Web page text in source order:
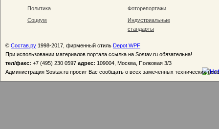
Политика
Социум
Фоторепортажи
Индустриальные
стандарты
© Состав.ру 1998-2017, фирменный стиль Depot WPF
При использовании материалов портала ссылка на Sostav.ru обязательна!
тел/факс: +7 (495) 230 0597 адрес: 109004, Москва, Полковая 3/3
Администрация Sostav.ru просит Вас сообщать о всех замеченных технических